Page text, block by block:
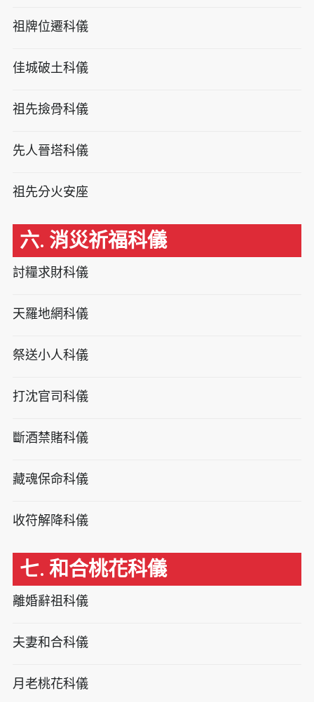
祖牌位遷科儀
佳城破土科儀
祖先撿骨科儀
先人晉塔科儀
祖先分火安座
六. 消災祈福科儀
討糧求財科儀
天羅地網科儀
祭送小人科儀
打沈官司科儀
斷酒禁賭科儀
藏魂保命科儀
收符解降科儀
七. 和合桃花科儀
離婚辭祖科儀
夫妻和合科儀
月老桃花科儀